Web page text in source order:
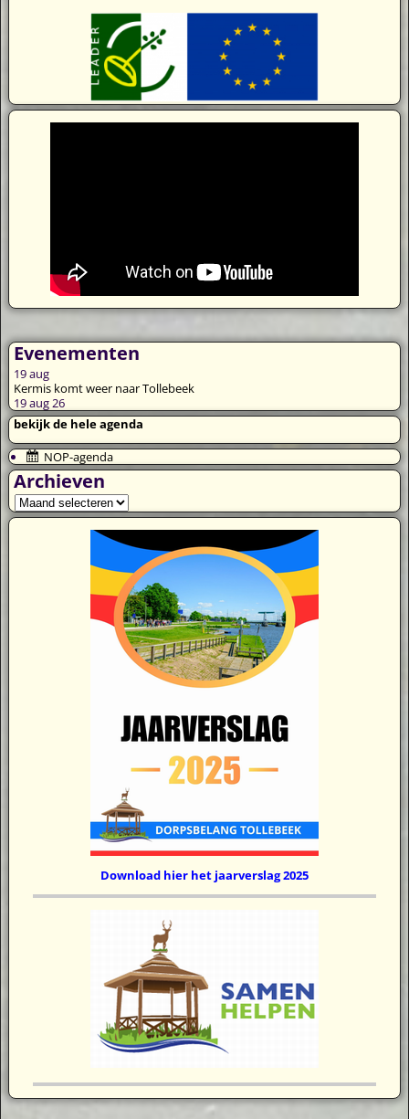
Evenementen
19aug
Kermis komt weer naar Tollebeek
19 aug 26
bekijk de hele agenda
NOP-agenda
Archieven
Download hier het jaarverslag 2025